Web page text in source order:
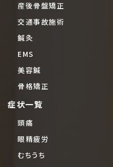
産後骨盤矯正
交通事故施術
鍼灸
EMS
美容鍼
骨格矯正
症状一覧
頭痛
眼精疲労
むちうち